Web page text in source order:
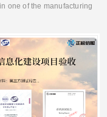
one of the manufacturing